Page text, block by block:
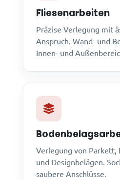
Fliesenarbeiten
Präzise Verlegung mit
Anspruch. Wand- und
Innen- und
Verlegung von Parkett,
und Designbelägen.
saubere Anschlüsse.